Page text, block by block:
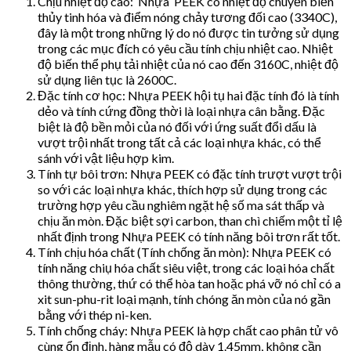
thủy tinh hóa và điểm nóng chảy tương đối cao (3340C),
đây là một trong những lý do nó được tin tưởng sử dụng
trong các mục đích có yêu cầu tính chịu nhiệt cao. Nhiệt
độ biến thể phụ tải nhiệt của nó cao đến 3160C, nhiệt độ
sử dụng liên tục là 2600C.
Đặc tính cơ học: Nhựa PEEK hội tụ hai đặc tính đó là tính
dẻo và tính cứng đồng thời là loại nhựa cân bằng. Đặc
biệt là độ bền mỏi của nó đối với ứng suất đổi dấu là
vượt trội nhất trong tất cả các loại nhựa khác, có thể
sánh với vật liệu hợp kim.
Tính tự bôi trơn: Nhựa PEEK có đặc tính trượt vượt trội
so với các loại nhựa khác, thích hợp sử dụng trong các
trường hợp yêu cầu nghiêm ngặt hệ số ma sát thấp và
chịu ăn mòn. Đặc biệt sợi carbon, than chì chiếm một tỉ lệ
nhất định trong Nhựa PEEK có tính năng bôi trơn rất tốt.
Tính chịu hóa chất (Tính chống ăn mòn): Nhựa PEEK có
tính năng chiụ hóa chất siêu việt, trong các loại hóa chất
thông thường, thứ có thể hòa tan hoặc phá vỡ nó chỉ có a
xit sun-phu-rit loại mạnh, tính chóng ăn mòn của nó gần
bằng với thép ni-ken.
Tính chống cháy: Nhựa PEEK là hợp chất cao phân tử vô
cùng ổn định, hàng mẫu có độ dày 1.45mm, không cần